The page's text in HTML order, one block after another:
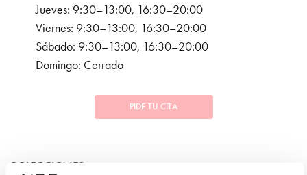
Jueves: 9:30–13:00, 16:30–20:00
Viernes: 9:30–13:00, 16:30–20:00
Sábado: 9:30–13:00, 16:30–20:00
Domingo: Cerrado
PIDE TU CITA
COLECCIONES